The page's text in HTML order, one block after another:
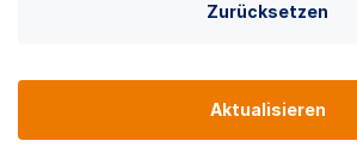
Zurücksetzen
Aktualisieren